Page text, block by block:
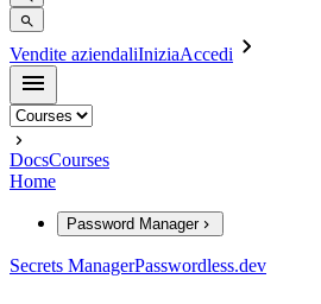
Vendite aziendaliIniziaAccedi
DocsCourses
Home
Password Manager
Secrets ManagerPasswordless.dev